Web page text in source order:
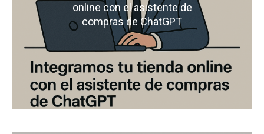
online con el asistente de
compras de ChatGPT